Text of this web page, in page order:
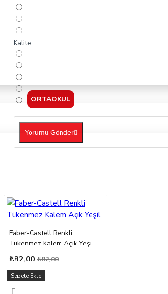
ORTAOKUL
Kalite
Yorumu Gönder
Faber-Castell Renkli
Tükenmez Kalem Açık Yeşil
₺82,00 ₺82,00
Sepete Ekle